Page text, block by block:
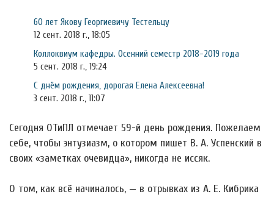
60 лет Якову Георгиевичу Тестельцу
12 сент. 2018 г., 18:05
Коллоквиум кафедры. Осенний семестр 2018-2019 года
5 сент. 2018 г., 19:24
С днём рождения, дорогая Елена Алексеевна!
3 сент. 2018 г., 11:07
Сегодня ОТиПЛ отмечает 59-й день рождения. Пожелаем
себе, чтобы энтузиазм, о котором пишет В. А. Успенский в
своих «заметках очевидца», никогда не иссяк.
О том, как всё начиналось, — в отрывках из А. Е. Кибрика